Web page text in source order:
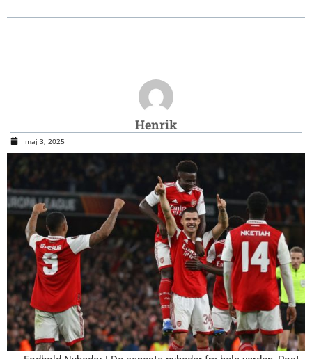
Henrik
maj 3, 2025